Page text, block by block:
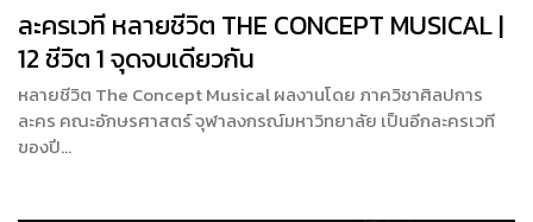
ละครเวที หลายชีวิต THE CONCEPT MUSICAL |
12 ชีวิต 1 จุดจบเดียวกัน
หลายชีวิต The Concept Musical ผลงานโดย ภาควิชาศิลปการ
ละคร คณะอักษรศาสตร์ จุฬาลงกรณ์มหาวิทยาลัย เป็นอีกละครเวที
ของปี…